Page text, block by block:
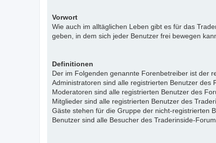
Vorwort
Wie auch im alltäglichen Leben gibt es für das
geben, in dem sich jeder Benutzer frei bewegen
Definitionen
Der im Folgenden genannte Forenbetreiber ist der
Administratoren sind alle registrierten Benutzer des
Moderatoren sind alle registrierten Benutzer des
Mitglieder sind alle registrierten Benutzer des
Gäste stehen für die Gruppe der nicht-registrierten
Benutzer sind alle Besucher des Traderinside-